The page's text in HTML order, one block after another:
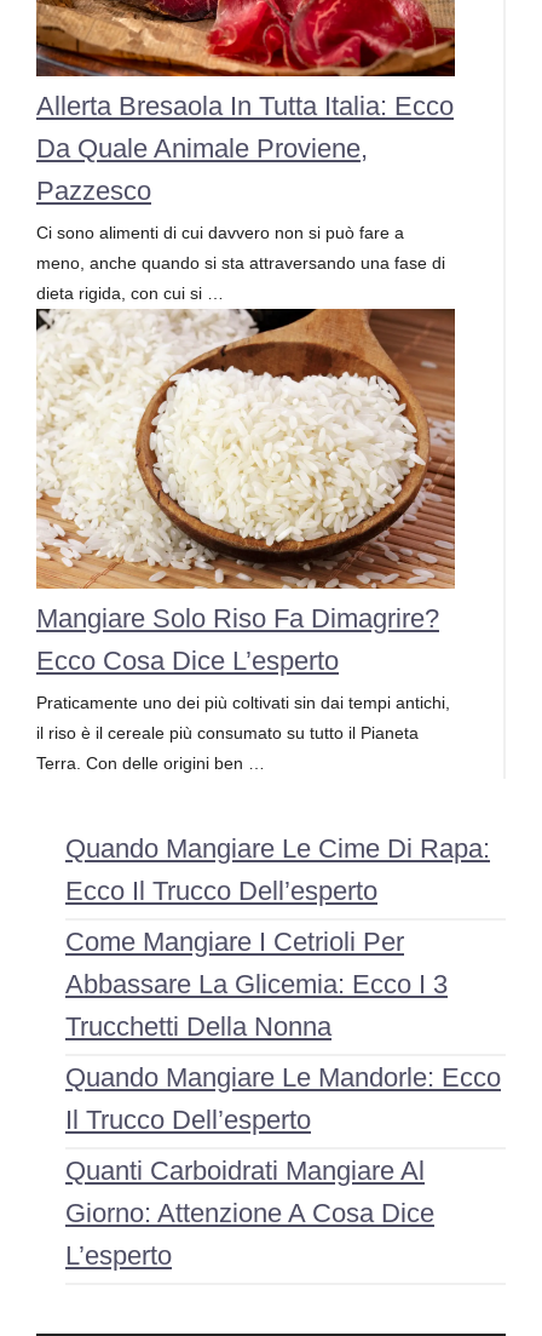
Allerta Bresaola In Tutta Italia: Ecco
Da Quale Animale Proviene,
Pazzesco
Ci sono alimenti di cui davvero non si può fare a
meno, anche quando si sta attraversando una fase di
dieta rigida, con cui si …
Mangiare Solo Riso Fa Dimagrire?
Ecco Cosa Dice L’esperto
Praticamente uno dei più coltivati sin dai tempi antichi,
il riso è il cereale più consumato su tutto il Pianeta
Terra. Con delle origini ben …
Quando Mangiare Le Cime Di Rapa:
Ecco Il Trucco Dell’esperto
Come Mangiare I Cetrioli Per
Abbassare La Glicemia: Ecco I 3
Trucchetti Della Nonna
Quando Mangiare Le Mandorle: Ecco
Il Trucco Dell’esperto
Quanti Carboidrati Mangiare Al
Giorno: Attenzione A Cosa Dice
L’esperto